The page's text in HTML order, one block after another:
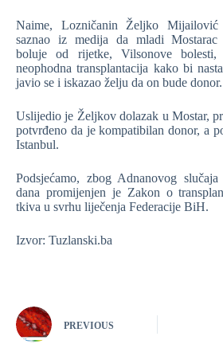
Naime, Lozničanin Željko
saznao iz medija da mladi Mostarac
boluje od rijetke, Vilsonove
neophodna transplantacija kako bi
javio se i iskazao želju da on bude donor.
Uslijedio je Željkov dolazak u Mostar,
potvrđeno da je kompatibilan donor, a
Istanbul.
Podsjećamo, zbog Adnanovog
dana promijenjen je Zakon o
tkiva u svrhu liječenja Federacije BiH.
Izvor: Tuzlanski.ba
PREVIOUS